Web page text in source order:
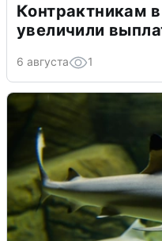
Контрактникам
увеличили
6 августа 1